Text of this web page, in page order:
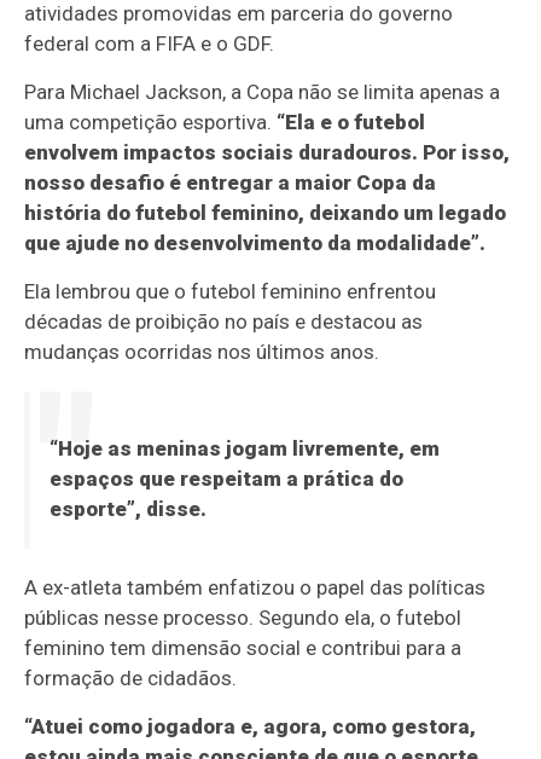
atividades promovidas em parceria do governo
federal com a FIFA e o GDF.
Para Michael Jackson, a Copa não se limita apenas a
uma competição esportiva. “Ela e o futebol
envolvem impactos sociais duradouros. Por isso,
nosso desafio é entregar a maior Copa da
história do futebol feminino, deixando um legado
que ajude no desenvolvimento da modalidade”.
Ela lembrou que o futebol feminino enfrentou
décadas de proibição no país e destacou as
mudanças ocorridas nos últimos anos.
“Hoje as meninas jogam livremente, em
espaços que respeitam a prática do
esporte”, disse.
A ex-atleta também enfatizou o papel das políticas
públicas nesse processo. Segundo ela, o futebol
feminino tem dimensão social e contribui para a
formação de cidadãos.
“Atuei como jogadora e, agora, como gestora,